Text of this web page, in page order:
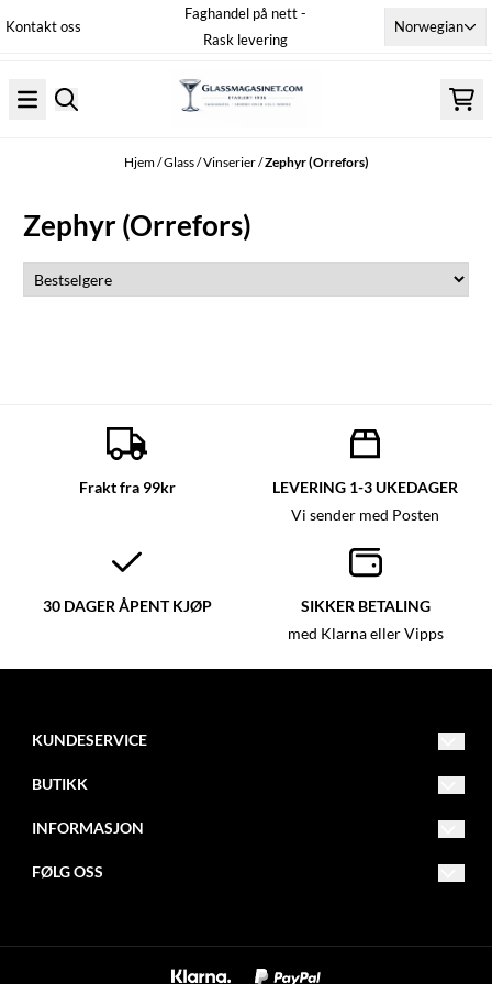
Hopp til innhold
Kontakt oss
Faghandel på nett -
Rask levering
Norwegian
Hjem/Glass/Vinserier/Zephyr (Orrefors)
Zephyr (Orrefors)
Frakt fra 99kr LEVERING 1-3 UKEDAGER
Vi sender med Posten
30 DAGER ÅPENT KJØP SIKKER BETALING
med Klarna eller Vipps
KUNDESERVICE
post@glassmagasinet.com
6700 Måløy
BUTIKK
Logg inn
INFORMASJON
Nyhetsbrev
FØLG OSS